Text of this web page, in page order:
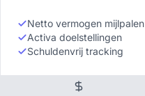
Netto vermogen mijlpalen
Activa doelstellingen
Schuldenvrij tracking